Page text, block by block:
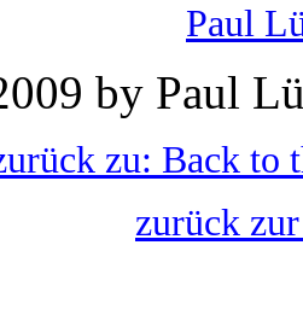
Paul
by Paul
zu: Back to
zurück